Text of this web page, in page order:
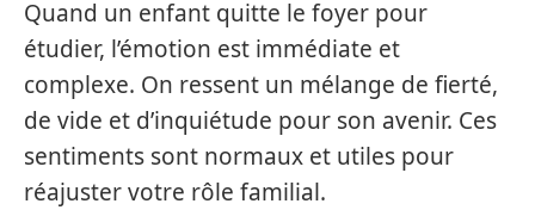
Quand un enfant quitte le foyer pour
étudier, l’émotion est immédiate et
complexe. On ressent un mélange de fierté,
de vide et d’inquiétude pour son avenir. Ces
sentiments sont normaux et utiles pour
réajuster votre rôle familial.